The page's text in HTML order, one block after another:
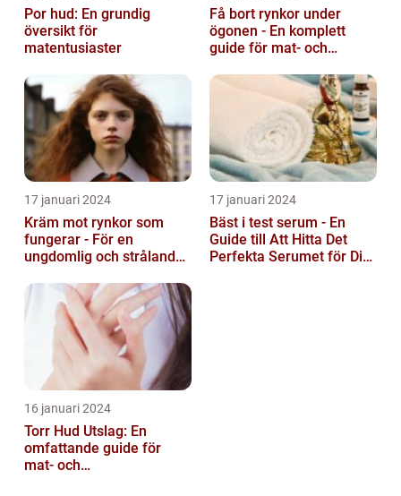
Por hud: En grundig
översikt för
matentusiaster
Få bort rynkor under
ögonen - En komplett
guide för mat- och
17 januari 2024
Kräm mot rynkor som
fungerar - För en
ungdomlig och strålande
17 januari 2024
Bäst i test serum - En
Guide till Att Hitta Det
Perfekta Serumet för Din
16 januari 2024
Torr Hud Utslag: En
omfattande guide för
mat- och